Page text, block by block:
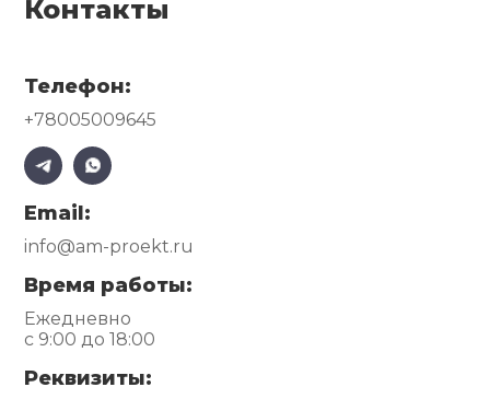
Контакты
Телефон:
+78005009645
Email:
info@am-proekt.ru
Время работы:
Ежедневно
с 9:00 до 18:00
Реквизиты: